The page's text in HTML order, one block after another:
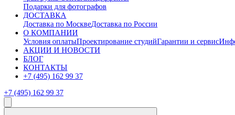
Подарки для фотографов
ДОСТАВКА
Доставка по МосквеДоставка по России
О КОМПАНИИ
Условия оплатыПроектирование студийГарантии и сервис
АКЦИИ И НОВОСТИ
БЛОГ
КОНТАКТЫ
+7 (495) 162 99 37
+7 (495) 162 99 37